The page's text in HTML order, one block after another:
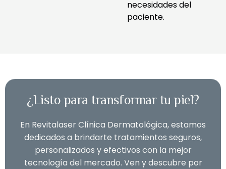
necesidades del
paciente.
¿Listo para transformar tu piel?
En Revitalaser Clínica Dermatológica, estamos
dedicados a brindarte tratamientos seguros,
personalizados y efectivos con la mejor
tecnología del mercado. Ven y descubre por